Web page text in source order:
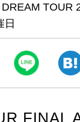
TOUR
日
FINAL